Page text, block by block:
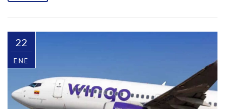
22
ENE